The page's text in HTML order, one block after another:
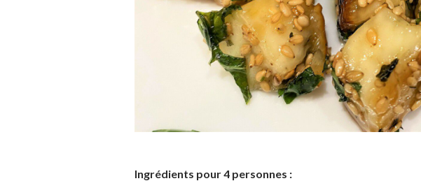
Ingrédients pour 4 personnes :